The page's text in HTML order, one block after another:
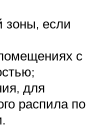
зоны, если
с
для
распила по